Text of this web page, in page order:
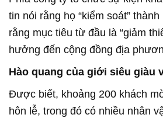
tin nói rằng họ “kiểm soát”
rằng mục tiêu từ đầu là “giảm
hưởng đến cộng đồng địa
Hào quang của giới siêu giàu
Được biết, khoảng 200 khách
hôn lễ, trong đó có nhiều nhân